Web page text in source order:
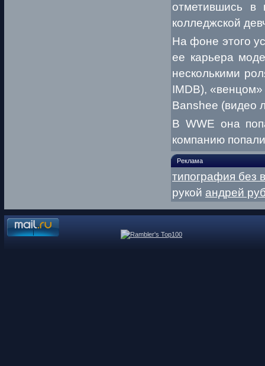
отметившись в
колледжской
На фоне этого
ее карьера
несколькими
IMDB),
Banshee (видео
В WWE она
компанию
Реклама
типография без
рукой андрей